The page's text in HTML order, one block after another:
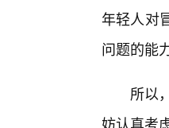
年轻人对
问题的能
所以
妨认真考